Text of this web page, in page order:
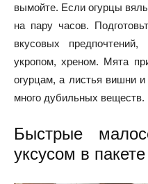
вымойте. Если огурцы
на пару часов.
вкусовых
укропом, хреном. Мята
огурцам, а листья вишни
много дубильных веществ.
Быстрые
уксусом в пакете